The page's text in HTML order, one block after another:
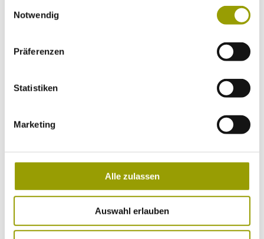
nachträglich jederzeit abwählen. Weitere Informationen zu den
Datenverarbeitungen finden Sie auf unserer
Notwendig
Präferenzen
Statistiken
Marketing
Alle zulassen
Auswahl erlauben